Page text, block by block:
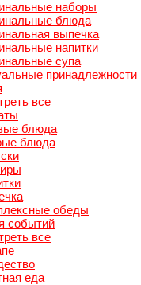
наборы
блюда
выпечка
напитки
супа
принадлежности
все
блюда
блюда
обеды
событий
все
еда